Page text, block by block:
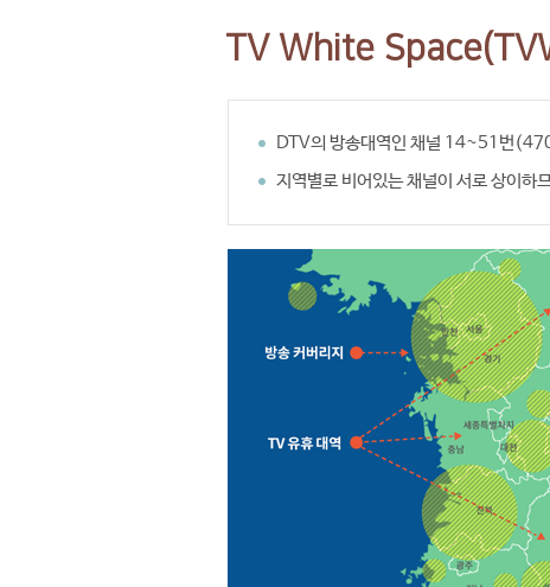
TV White
DTV의 방송대역인 채널 14~51번
지역별로 비어있는 채널이 서로 상이하